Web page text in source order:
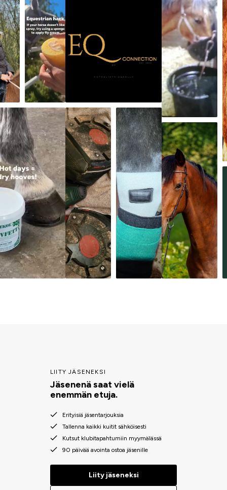
LIITY JÄSENEKSI
Jäsenenä saat vielä
enemmän etuja.
Erityisiä jäsentarjouksia
Tallenna kaikki kuitit sähköisesti
Kutsut klubitapahtumiin myymälässä
90 päivää avointa ostoa jäsenille
Liity jäseneksi